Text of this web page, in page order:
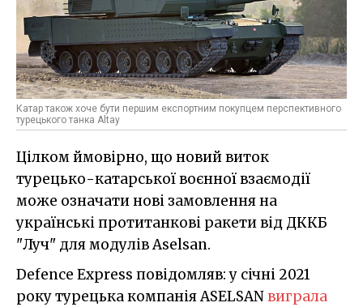
Катар також хоче бути першим експортним покупцем перспективного
турецького танка Altay
Цілком ймовірно, що новий виток
турецько-катарської воєнної взаємодії
може означати нові замовлення на
українські протитанкові ракети від ДККБ
"Луч" для модулів Aselsan.
Defence Express повідомляв: у січні 2021
року турецька компанія ASELSANвиграла